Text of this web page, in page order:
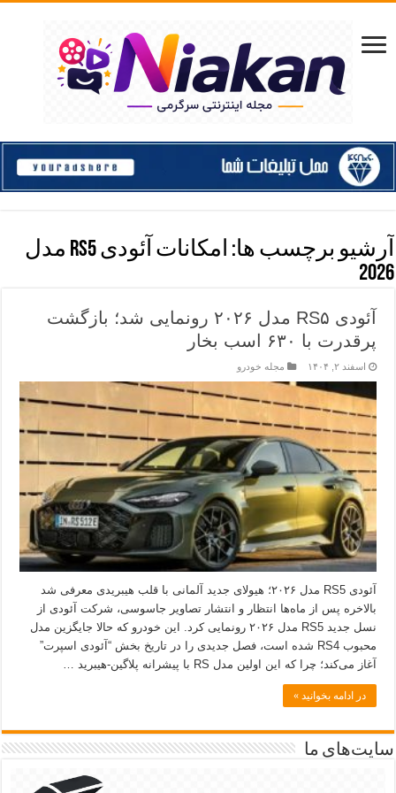
آرشیو برچسب ها:
امکانات آئودی RS5 مدل
2026
آئودی RS۵ مدل ۲۰۲۶ رونمایی شد؛ بازگشت
پرقدرت با ۶۳۰ اسب بخار
اسفند ۲, ۱۴۰۴ مجله خودرو
آئودی RS5 مدل ۲۰۲۶؛ هیولای جدید آلمانی با قلب هیبریدی معرفی شد
بالاخره پس از ماه‌ها انتظار و انتشار تصاویر جاسوسی، شرکت آئودی از
نسل جدید RS5 مدل ۲۰۲۶ رونمایی کرد. این خودرو که حالا جایگزین مدل
محبوب RS4 شده است، فصل جدیدی را در تاریخ بخش “آئودی اسپرت”
آغاز می‌کند؛ چرا که این اولین مدل RS با پیشرانه پلاگین-هیبرید …
در ادامه بخوانید »
سایت‌های ما